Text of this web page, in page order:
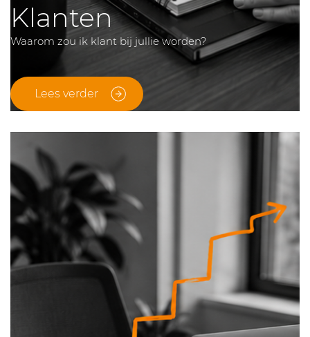
Klanten
Waarom zou ik klant bij jullie worden?
Lees verder